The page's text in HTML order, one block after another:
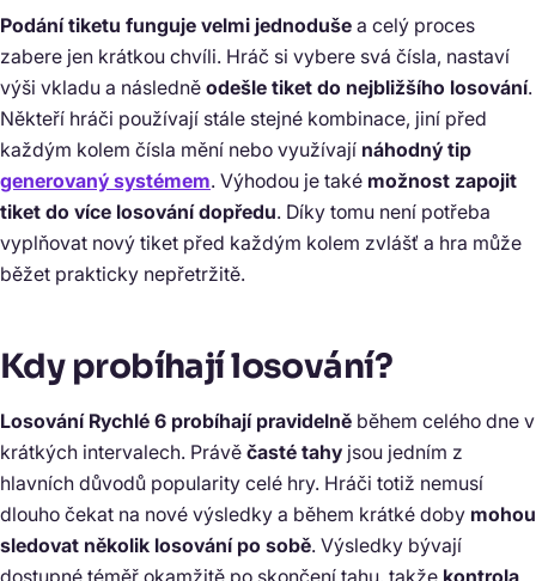
Podání tiketu funguje velmi jednoduše a celý proces
zabere jen krátkou chvíli. Hráč si vybere svá čísla, nastaví
výši vkladu a následně odešle tiket do nejbližšího losování.
Někteří hráči používají stále stejné kombinace, jiní před
každým kolem čísla mění nebo využívají náhodný tip
generovaný systémem. Výhodou je také možnost zapojit
tiket do více losování dopředu. Díky tomu není potřeba
vyplňovat nový tiket před každým kolem zvlášť a hra může
běžet prakticky nepřetržitě.
Kdy probíhají losování?
Losování Rychlé 6 probíhají pravidelně během celého dne v
krátkých intervalech. Právě časté tahy jsou jedním z
hlavních důvodů popularity celé hry. Hráči totiž nemusí
dlouho čekat na nové výsledky a během krátké doby mohou
sledovat několik losování po sobě. Výsledky bývají
dostupné téměř okamžitě po skončení tahu, takže kontrola